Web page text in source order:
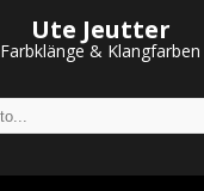
Ute Jeutter
Farbklänge & Klangfarben